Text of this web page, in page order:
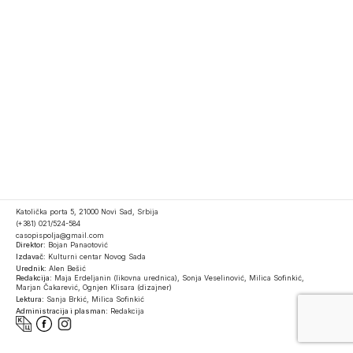
Katolička porta 5, 21000 Novi Sad, Srbija
(+381) 021/524-584
casopispolja@gmail.com
Direktor: Bojan Panaotović
Izdavač: Kulturni centar Novog Sada
Urednik: Alen Bešić
Redakcija: Maja Erdeljanin (likovna urednica), Sonja Veselinović, Milica Sofinkić,
Marjan Čakarević, Ognjen Klisara (dizajner)
Lektura: Sanja Brkić, Milica Sofinkić
Administracija i plasman: Redakcija